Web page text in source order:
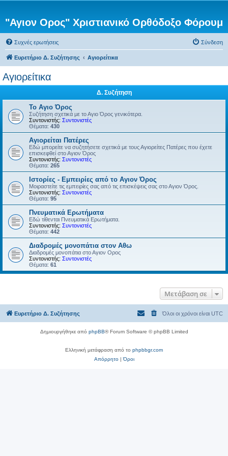
"Αγιον Ορος" Χριστιανικό Ορθόδοξο Φόρουμ
Συχνές ερωτήσεις Σύνδεση
Ευρετήριο Δ. Συζήτησης Αγιορείτικα
Αγιορείτικα
Δ. Συζήτηση
Το Αγιο Όρος
Συζήτηση σχετικά με το Αγιο Όρος γενικότερα.
Συντονιστής: Συντονιστές
Θέματα: 430
Αγιορείται Πατέρες
Εδώ μπορείτε να συζητήσετε σχετικά με τους Αγιορείτες Πατέρες που έχετε
επισκεφθεί στο Αγιον Όρος
Συντονιστής: Συντονιστές
Θέματα: 265
Ιστορίες - Εμπειρίες από το Αγιον Όρος
Μοιραστείτε τις εμπειρίες σας από τις επισκέψεις σας στο Αγιον Όρος.
Συντονιστής: Συντονιστές
Θέματα: 95
Πνευματικά Ερωτήματα
Εδώ τίθενται Πνευματικά Ερωτήματα.
Συντονιστής: Συντονιστές
Θέματα: 442
Διαδρομές μονοπάτια στον Αθω
Διαδρομές μονοπάτια στο Αγιον Ορος
Συντονιστής: Συντονιστές
Θέματα: 61
Μετάβαση σε
Ευρετήριο Δ. Συζήτησης Όλοι οι χρόνοι είναι UTC
Δημιουργήθηκε από phpBB® Forum Software © phpBB Limited
Ελληνική μετάφραση από το phpbbgr.com
Απόρρητο|Όροι